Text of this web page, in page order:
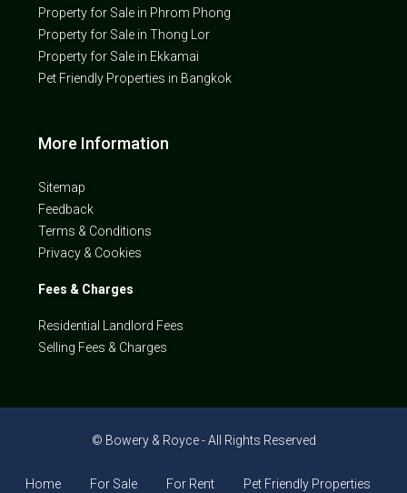
Property for Sale in Phrom Phong
Property for Sale in Thong Lor
Property for Sale in Ekkamai
Pet Friendly Properties in Bangkok
More Information
Sitemap
Feedback
Terms & Conditions
Privacy & Cookies
Fees & Charges
Residential Landlord Fees
Selling Fees & Charges
© Bowery & Royce - All Rights Reserved
Home For Sale For Rent Pet Friendly Properties